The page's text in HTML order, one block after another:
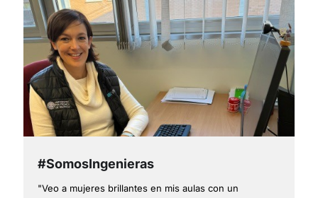
#SomosIngenieras
"Veo a mujeres brillantes en mis aulas con un